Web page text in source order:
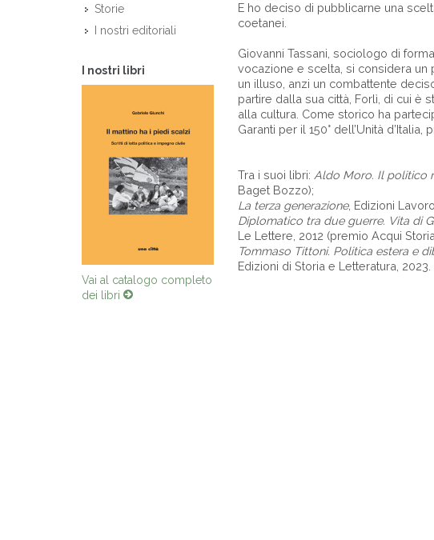
Storie
I nostri editoriali
I nostri libri
Vai al catalogo completo
dei libri
E ho deciso di pubblicarne una
coetanei.
Giovanni Tassani, sociologo di
vocazione e scelta, si considera un
un illuso, anzi un combattente
partire dalla sua città, Forlì, di cui è
alla cultura. Come storico ha
Garanti per il 150° dell’Unità
Tra i suoi libri: Aldo Moro. Il politico
Baget Bozzo);
La terza generazione, Edizioni
Diplomatico tra due guerre. Vita di
Le Lettere, 2012 (premio Acqui
Tommaso Tittoni. Politica estera e
Edizioni di Storia e Letteratura, 2023.